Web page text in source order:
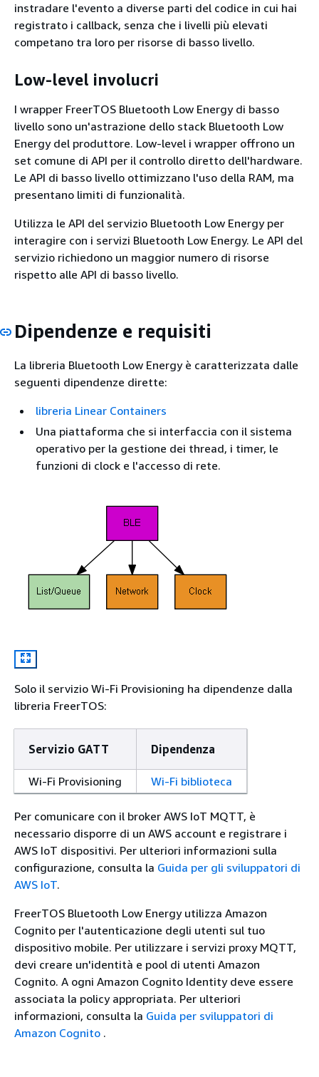
instradare l'evento a diverse parti del codice in cui hai
registrato i callback, senza che i livelli più elevati
competano tra loro per risorse di basso livello.
Low-level involucri
I wrapper FreerTOS Bluetooth Low Energy di basso
livello sono un'astrazione dello stack Bluetooth Low
Energy del produttore. Low-level i wrapper offrono un
set comune di API per il controllo diretto dell'hardware.
Le API di basso livello ottimizzano l'uso della RAM, ma
presentano limiti di funzionalità.
Utilizza le API del servizio Bluetooth Low Energy per
interagire con i servizi Bluetooth Low Energy. Le API del
servizio richiedono un maggior numero di risorse
rispetto alle API di basso livello.
Dipendenze e requisiti
La libreria Bluetooth Low Energy è caratterizzata dalle
seguenti dipendenze dirette:
libreria Linear Containers
Una piattaforma che si interfaccia con il sistema
operativo per la gestione dei thread, i timer, le
funzioni di clock e l'accesso di rete.
Solo il servizio Wi-Fi Provisioning ha dipendenze dalla
libreria FreerTOS:
Servizio GATT Dipendenza
Wi-Fi Provisioning Wi-Fi biblioteca
Per comunicare con il broker AWS IoT MQTT, è
necessario disporre di un AWS account e registrare i
AWS IoT dispositivi. Per ulteriori informazioni sulla
configurazione, consulta la Guida per gli sviluppatori di
AWS IoT.
FreerTOS Bluetooth Low Energy utilizza Amazon
Cognito per l'autenticazione degli utenti sul tuo
dispositivo mobile. Per utilizzare i servizi proxy MQTT,
devi creare un'identità e pool di utenti Amazon
Cognito. A ogni Amazon Cognito Identity deve essere
associata la policy appropriata. Per ulteriori
informazioni, consulta la Guida per sviluppatori di
Amazon Cognito .